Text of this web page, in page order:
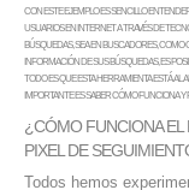
CON ESTE EJEMPLO ES SENCILLO
USUARIOS EN INTERNET A TRAVÉS DE
BÚSQUEDAS, SEA EN BUSCADORES, COMO
INFORMACIÓN DE SUS BÚSQUEDAS, ES
TODO ES QUE ESTA HERRAMIENTA ESTÁ AL
IMPORTANTE ES SABER CÓMO FUNCIONA Y
¿CÓMO FUNCIONA EL
PIXEL DE
Todos hemos